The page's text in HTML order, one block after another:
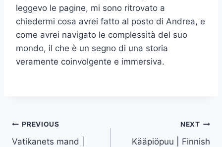
leggevo le pagine, mi sono ritrovato a
chiedermi cosa avrei fatto al posto di Andrea, e
come avrei navigato le complessità del suo
mondo, il che è un segno di una storia
veramente coinvolgente e immersiva.
PREVIOUS
Vatikanets mand |
NEXT
Kääpiöpuu | Finnish